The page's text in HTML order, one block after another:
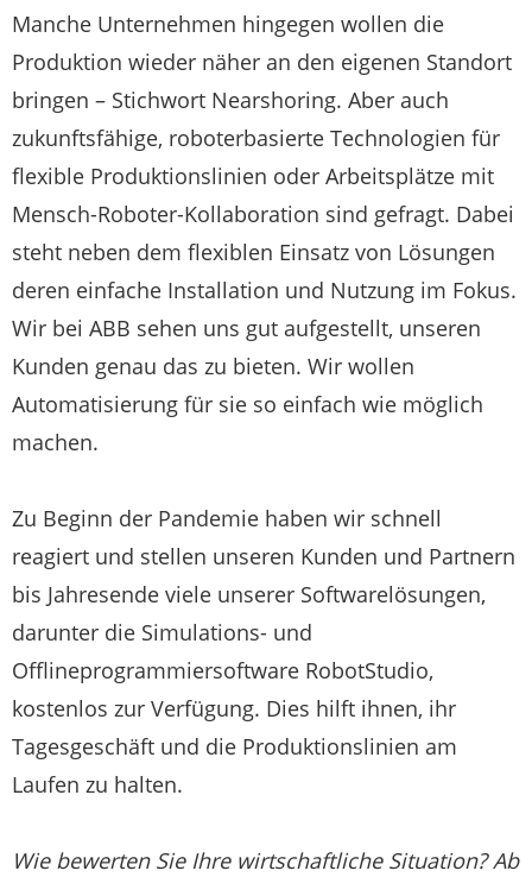
Manche Unternehmen hingegen wollen die
Produktion wieder näher an den eigenen Standort
bringen – Stichwort Nearshoring. Aber auch
zukunftsfähige, roboterbasierte Technologien für
flexible Produktionslinien oder Arbeitsplätze mit
Mensch-Roboter-Kollaboration sind gefragt. Dabei
steht neben dem flexiblen Einsatz von Lösungen
deren einfache Installation und Nutzung im Fokus.
Wir bei ABB sehen uns gut aufgestellt, unseren
Kunden genau das zu bieten. Wir wollen
Automatisierung für sie so einfach wie möglich
machen.
Zu Beginn der Pandemie haben wir schnell
reagiert und stellen unseren Kunden und Partnern
bis Jahresende viele unserer Softwarelösungen,
darunter die Simulations- und
Offlineprogrammiersoftware RobotStudio,
kostenlos zur Verfügung. Dies hilft ihnen, ihr
Tagesgeschäft und die Produktionslinien am
Laufen zu halten.
Wie bewerten Sie Ihre wirtschaftliche Situation? Ab